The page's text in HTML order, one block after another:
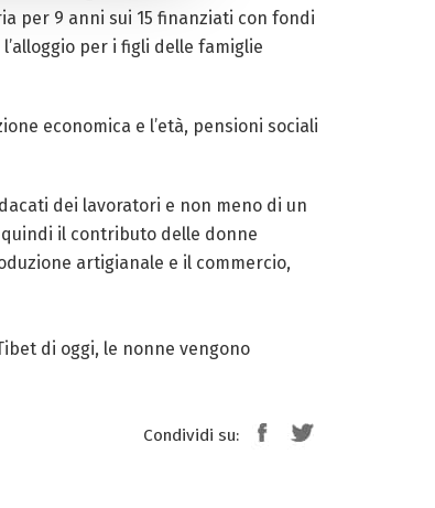
per 9 anni sui 15 finanziati con fondi
per i figli delle famiglie
economica e l’età, pensioni sociali
dei lavoratori e non meno di un
il contributo delle donne
artigianale e il commercio,
di oggi, le nonne vengono
Condividi su: